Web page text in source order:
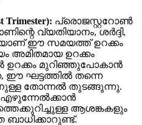
പ്രൊജസ്റ്ററോൺ
വ്യതിയാനം, ശർദ്ദി,
ഈ സമയത്ത് ഉറക്കം
ഉറക്കം
ഉറക്കം മുറിഞ്ഞുപോകാൻ
ഈ ഘട്ടത്തിൽ തന്നെ
തോന്നൽ തുടങ്ങുന്നു.
ആശങ്കകളും
ബാധിക്കാറുണ്ട്.